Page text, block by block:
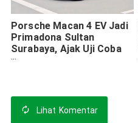
Porsche Macan 4 EV Jadi
Primadona Sultan
Surabaya, Ajak Uji Coba
Eksklusif
Lihat Komentar